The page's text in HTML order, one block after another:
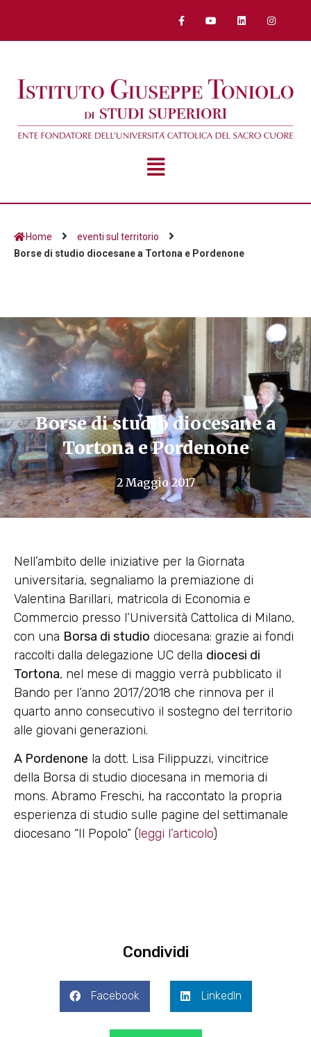
Home
eventi sul territorio
Borse di studio diocesane a Tortona e Pordenone
Borse di studio diocesane a
Tortona e Pordenone
2 Maggio 2017
Nell’ambito delle iniziative per la Giornata
universitaria, segnaliamo la premiazione di
Valentina Barillari, matricola di Economia e
Commercio presso l’Università Cattolica di Milano,
con una Borsa di studio diocesana: grazie ai fondi
raccolti dalla delegazione UC della diocesi di
Tortona, nel mese di maggio verrà pubblicato il
Bando per l’anno 2017/2018 che rinnova per il
quarto anno consecutivo il sostegno del territorio
alle giovani generazioni.
A Pordenone la dott. Lisa Filippuzzi, vincitrice
della Borsa di studio diocesana in memoria di
mons. Abramo Freschi, ha raccontato la propria
esperienza di studio sulle pagine del settimanale
diocesano “Il Popolo” (leggi l’articolo)
Condividi
Facebook LinkedIn